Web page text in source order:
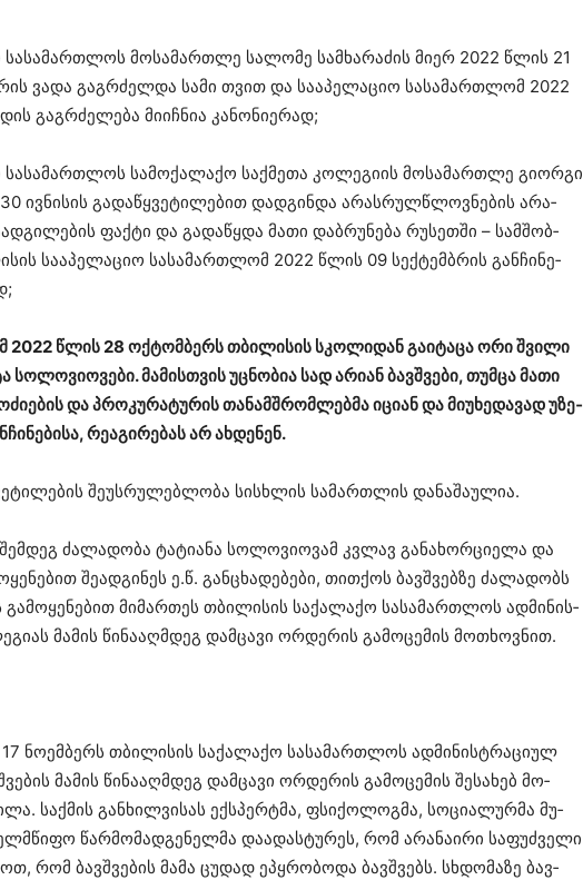
მო­სა­მარ­თლე სა­ლო­მე სამ­ხა­რა­ძის მიერ 2022 წლის 21
ვადა გაგ­რძელ­და სამი თვით და სა­ა­პე­ლა­ციო სა­სა­მარ­თლომ 2022
გაგ­რძე­ლე­ბა მი­იჩ­ნია კა­ნო­ნი­ე­რად;
სა­სა­მარ­თლოს სა­მო­ქა­ლა­ქო საქ­მე­თა კო­ლე­გი­ის მო­სა­მარ­თლე გი­ორ­გი
30 ივ­ნი­სის გა­და­წყვე­ტი­ლე­ბით დად­გინ­და არას­რულ­წლოვ­ნე­ბის არა­
ფაქ­ტი და გა­და­წყდა მათი დაბ­რუ­ნე­ბა რუ­სეთ­ში – სამ­შობ­
სა­ა­პე­ლა­ციო სა­სა­მარ­თლომ 2022 წლის 09 სექ­ტემ­ბრის გან­ჩი­ნე­
2022 წლის 28 ოქ­ტომ­ბერს თბი­ლი­სის სკო­ლი­დან გა­ი­ტა­ცა ორი შვი­ლი
სო­ლო­ვი­ო­ვე­ბი. მა­მის­თვის უც­ნო­ბია სად არი­ან ბავ­შვე­ბი, თუმ­ცა მათი
და პრო­კუ­რა­ტუ­რის თა­ნამ­შრომ­ლებ­მა იცი­ან და მი­უ­ხე­და­ვად უზე­
რე­ა­გი­რე­ბას არ ახ­დე­ნენ.
შე­უს­რუ­ლებ­ლო­ბა სის­ხლის სა­მარ­თლის და­ნა­შა­უ­ლია.
შემ­დეგ ძა­ლა­დო­ბა ტა­ტი­ა­ნა სო­ლო­ვი­ო­ვამ კვლავ გა­ნა­ხორ­ცი­ე­ლა და
შე­ად­გი­ნეს ე.წ. გან­ცხა­დე­ბე­ბი, თით­ქოს ბავ­შვებ­ზე ძა­ლა­დობს
გა­მო­ყე­ნე­ბით მი­მარ­თეს თბი­ლი­სის სა­ქა­ლა­ქო სა­სა­მარ­თლოს ად­მი­ნის­
მა­მის წი­ნა­აღ­მდეგ დამ­ცა­ვი ორ­დე­რის გა­მო­ცე­მის მო­თხოვ­ნით.
17 ნო­ემ­ბერს თბი­ლი­სის სა­ქა­ლა­ქო სა­სა­მარ­თლოს ად­მი­ნის­ტრა­ცი­ულ
მა­მის წი­ნა­აღ­მდეგ დამ­ცა­ვი ორ­დე­რის გა­მო­ცე­მის შე­სა­ხებ მო­
საქ­მის გან­ხილ­ვი­სას ექ­სპერ­ტმა, ფსი­ქო­ლოგ­მა, სო­ცი­ა­ლურ­მა მუ­
წარ­მო­მად­გე­ნელ­მა და­ა­დას­ტუ­რეს, რომ არა­ნა­ი­რი სა­ფუძ­ვე­ლი
რომ ბავ­შვე­ბის მამა ცუ­დად ეპყრო­ბო­და ბავ­შვებს. სხდო­მა­ზე ბავ­